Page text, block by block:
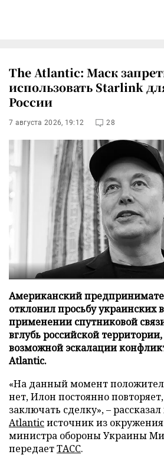
The Atlantic: Маск
использовать Starlink
России
7 августа 2026, 19:12 28
Американский
отклонил просьбу украинских
применении спутниковой
вглубь российской территории,
возможной эскалации
Atlantic.
«На данный момент
нет, Илон постоянно
заключать сделку», –
Atlanticисточник из
министра обороны Украины
передаетТАСС.